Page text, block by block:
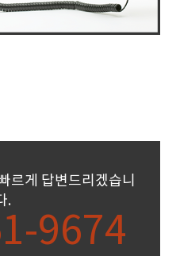
르게 답변드리겠습니
.
9674